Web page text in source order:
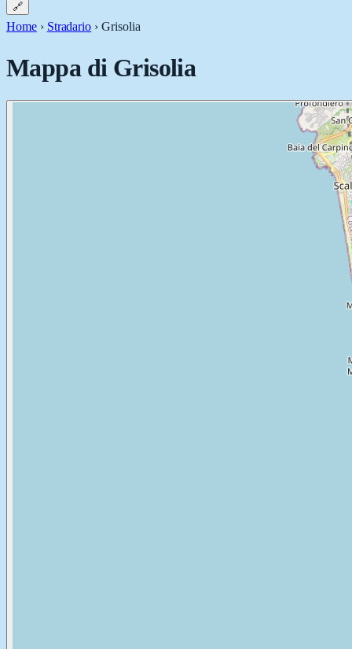
🔗
Home › Stradario ›Grisolia
Mappa di Grisolia